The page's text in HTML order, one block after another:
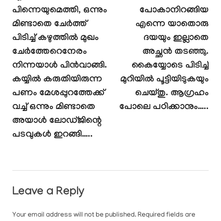
പിന്നെയുമെത്തി, ഒന്നും
മിണ്ടാതെ ചേർത്ത്
പിടിച്ച് കഴുത്തിൽ മുഖം
ചേർത്തേറെനേരം
നിന്നയാൾ പിൻവാങ്ങി.
കയ്യിൽ കരുതിയിരുന്ന
പണം മേശപ്പുറത്തേക്ക്
വച്ച് ഒന്നും മിണ്ടാതെ
അയാൾ ലോഡ്ജിന്റെ
പടവുകൾ ഇറങ്ങി…..
പോകാനിറങ്ങിയ
എന്നെ യാതൊരു
ദയയും ഇല്ലാതെ
അച്ഛൻ തടഞ്ഞു.
കൈയ്യോടെ പിടിച്ച്
മുറിയിൽ പൂട്ടിയിടുകയും
ചെയ്തു. ആഗ്രഹം
പോലെ പഠിക്കാനും…..
Leave a Reply
Your email address will not be published. Required fields are